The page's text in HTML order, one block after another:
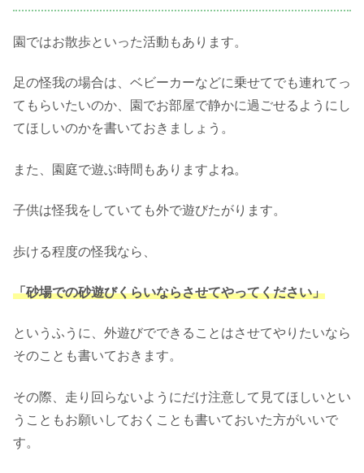
園ではお散歩といった活動もあります。
足の怪我の場合は、ベビーカーなどに乗せてでも連れてっ
てもらいたいのか、園でお部屋で静かに過ごせるようにし
てほしいのかを書いておきましょう。
また、園庭で遊ぶ時間もありますよね。
子供は怪我をしていても外で遊びたがります。
歩ける程度の怪我なら、
「砂場での砂遊びくらいならさせてやってください」
というふうに、外遊びでできることはさせてやりたいなら
そのことも書いておきます。
その際、走り回らないようにだけ注意して見てほしいとい
うこともお願いしておくことも書いておいた方がいいで
す。